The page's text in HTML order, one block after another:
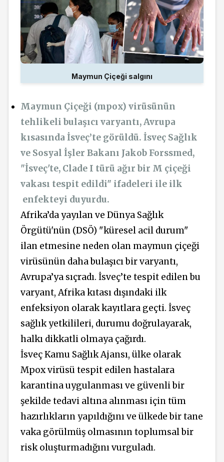
Maymun Çiçeği salgını
Maymun Çiçeği (mpox) virüsünün
tehlikeli bulaşıcı varyantı, Avrupa
kısasında İsveç’te görüldü. İsveç Sağlık
ve Sosyal İşler Bakanı Jakob Forssmed,
"İsveç'te, Clade I türü ağır bir M çiçeği
vakası tespit edildi" ifadeleri ile ilk
enfekteyi duyurdu.
Afrika’da yayılan ve Dünya Sağlık
Örgütü'nün (DSÖ) "küresel acil durum"
ilan etmesine neden olan maymun çiçeği
virüsünün daha bulaşıcı bir varyantı,
Avrupa’ya sıçradı. İsveç’te tespit edilen bu
varyant, Afrika kıtası dışındaki ilk
enfeksiyon olarak kayıtlara geçti. İsveç
sağlık yetkilileri, durumu doğrulayarak,
halkı dikkatli olmaya çağırdı.
İsveç Kamu Sağlık Ajansı, ülke olarak
Mpox virüsü tespit edilen hastalara
karantina uygulanması ve güvenli bir
şekilde tedavi altına alınması için tüm
hazırlıkların yapıldığını ve ülkede bir tane
vaka görülmüş olmasının toplumsal bir
risk oluşturmadığını vurguladı.